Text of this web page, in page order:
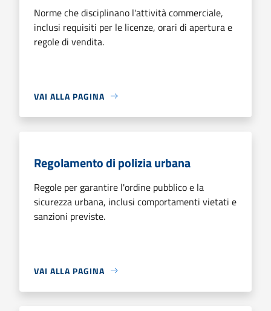
Norme che disciplinano l'attività commerciale,
inclusi requisiti per le licenze, orari di apertura e
regole di vendita.
VAI ALLA PAGINA
Regolamento di polizia urbana
Regole per garantire l'ordine pubblico e la
sicurezza urbana, inclusi comportamenti vietati e
sanzioni previste.
VAI ALLA PAGINA